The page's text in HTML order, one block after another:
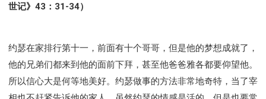
世记》43：31-34）
约瑟在家排行第十一，前面有十个哥哥，但是他的梦想成就了，
他的兄弟们都来到他的面前下拜，甚至他爸爸雅各都要仰望他。
所以信心大是何等地美好。约瑟做事的方法非常地奇特，当了宰